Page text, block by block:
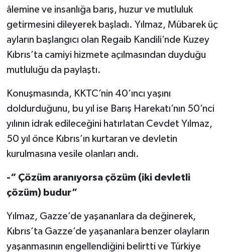
âlemine ve insanlığa barış, huzur ve mutluluk
getirmesini dileyerek başladı. Yılmaz, Mübarek üç
ayların başlangıcı olan Regaib Kandili’nde Kuzey
Kıbrıs’ta camiyi hizmete açılmasından duyduğu
mutluluğu da paylaştı.
Konuşmasında, KKTC’nin 40’ıncı yaşını
doldurduğunu, bu yıl ise Barış Harekatı’nın 50’nci
yılının idrak edileceğini hatırlatan Cevdet Yılmaz,
50 yıl önce Kıbrıs’ın kurtaran ve devletin
kurulmasına vesile olanları andı.
-“ Çözüm aranıyorsa çözüm (iki devletli
çözüm) budur”
Yılmaz, Gazze’de yaşananlara da değinerek,
Kıbrıs’ta Gazze’de yaşananlara benzer olayların
yaşanmasının engellendiğini belirtti ve Türkiye